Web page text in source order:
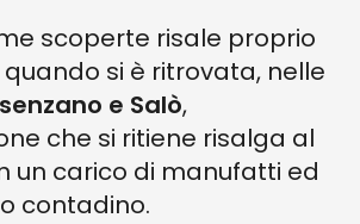
scoperte risale proprio
quando si è ritrovata, nelle
e Salò,
che si ritiene risalga al
un carico di manufatti ed
contadino.